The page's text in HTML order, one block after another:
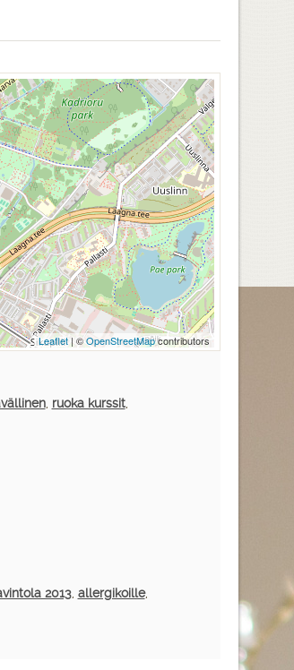
Leaflet| ©OpenStreetMapcontributors
, ruoka kurssit,
2013, allergikoille,